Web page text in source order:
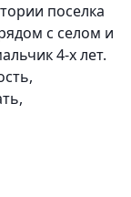
поселка
с селом и
4-х лет.